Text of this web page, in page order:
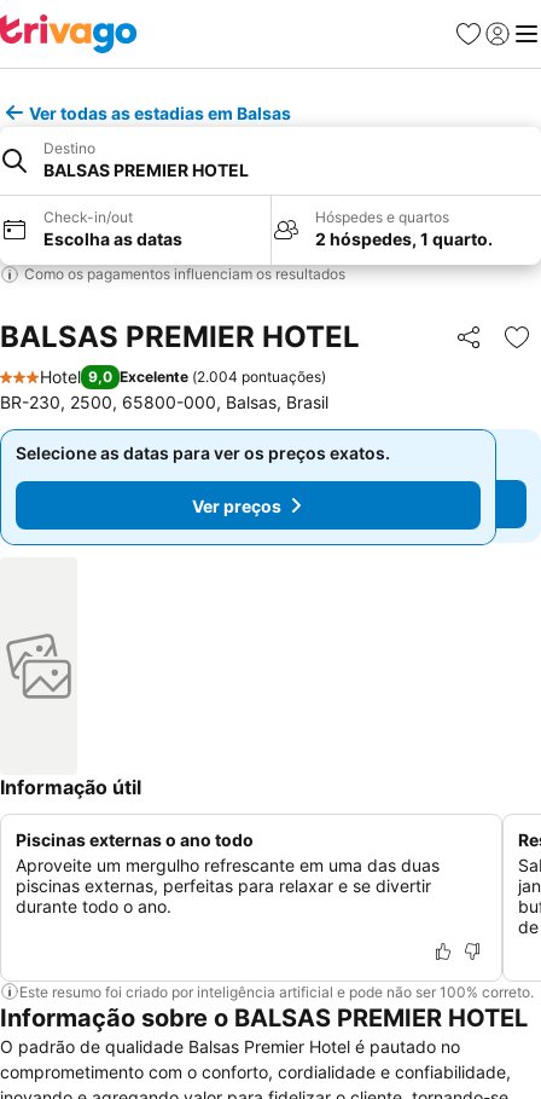
Favoritos
Iniciar
Ver todas as estadias em Balsas
Destino
BALSAS PREMIER HOTEL
Check-in/out
Escolha as datas
Hóspedes e quartos
2 hóspedes, 1 quarto.
Como os pagamentos influenciam os resultados
BALSAS PREMIER HOTEL Partilhar
3 Estrelas
Hotel 9,0 Excelente (2.004 pontuações)
BR-230, 2500, 65800-000, Balsas, Brasil
Selecione as datas para ver os preços exatos.
Ver preços
Selecione as datas para ver os preços exatos.
Ver preços
Informação útil
Piscinas externas o ano todo
Aproveite um mergulho refrescante em uma das duas
piscinas externas, perfeitas para relaxar e se divertir
durante todo o ano.
Este resumo foi criado por inteligência artificial e pode não ser 100% correto.
Informação sobre o BALSAS PREMIER HOTEL
O padrão de qualidade Balsas Premier Hotel é pautado no
comprometimento com o conforto, cordialidade e confiabilidade,